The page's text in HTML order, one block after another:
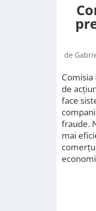
de
de
face
fraude.
mai